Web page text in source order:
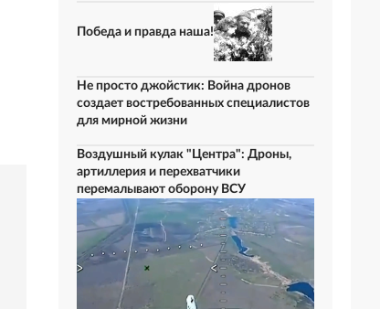
Победа и правда наша!
Не просто джойстик: Война дронов
создает востребованных специалистов
для мирной жизни
Воздушный кулак "Центра": Дроны,
артиллерия и перехватчики
перемалывают оборону ВСУ